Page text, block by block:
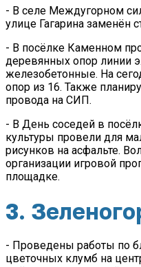
- В селе Междугорном
улице Гагарина заменён
- В посёлке Каменном
деревянных опор линии
железобетонные. На
опор из 16. Также
провода на СИП.
- В День соседей в
культуры провели для
рисунков на асфальте.
организации игровой
площадке.
3.
- Проведены работы по
цветочных клумб на